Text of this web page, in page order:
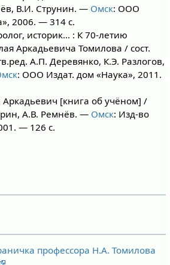
В.И. Струнин. — Омск: ООО
2006. — 314 с.
историк… : К 70-летию
Аркадьевича Томилова / сост.
А.П. Деревянко, К.Э. Разлогов,
: ООО Издат. дом «Наука», 2011.
[книга об учёном] /
А.В. Ремнёв. — Омск: Изд-во
— 126 с.
профессора Н.А. Томилова